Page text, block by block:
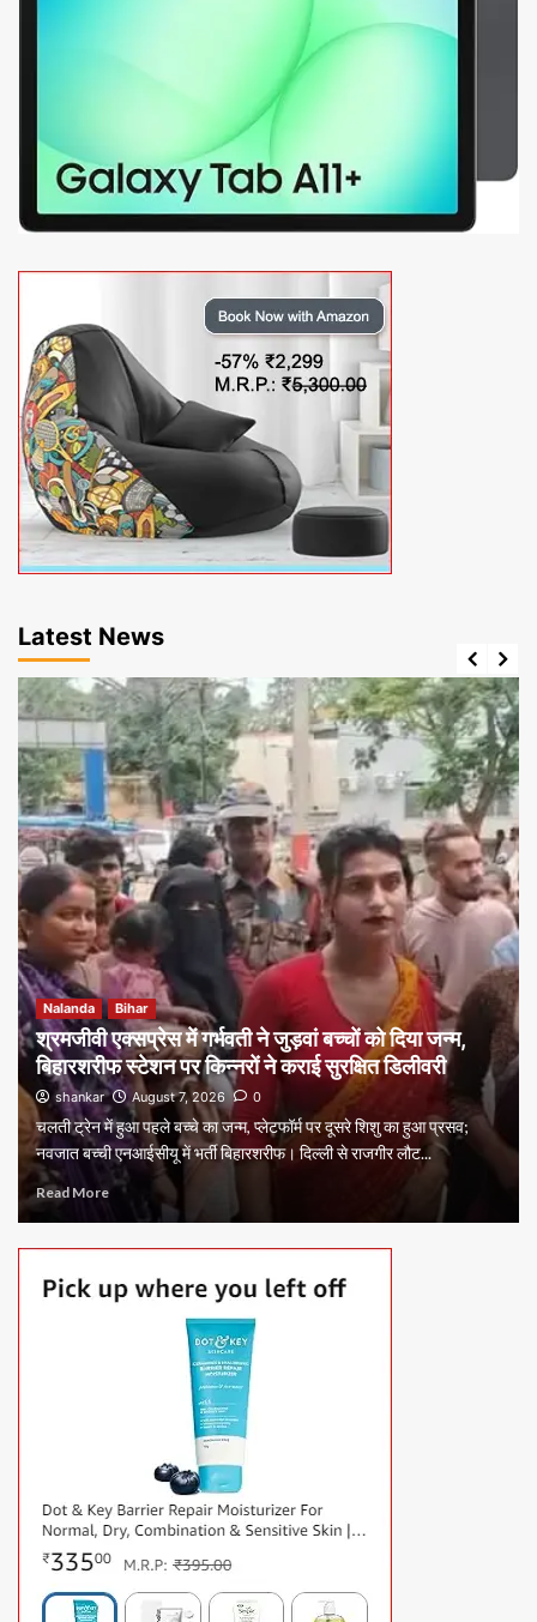
Latest News
Nalanda Bihar
श्रमजीवी एक्सप्रेस में गर्भवती ने जुड़वां बच्चों को दिया जन्म,
बिहारशरीफ स्टेशन पर किन्नरों ने कराई सुरक्षित डिलीवरी
shankar August 7, 2026 0
चलती ट्रेन में हुआ पहले बच्चे का जन्म, प्लेटफॉर्म पर दूसरे शिशु का हुआ प्रसव;
नवजात बच्ची एनआईसीयू में भर्ती बिहारशरीफ। दिल्ली से राजगीर लौट...
Read More